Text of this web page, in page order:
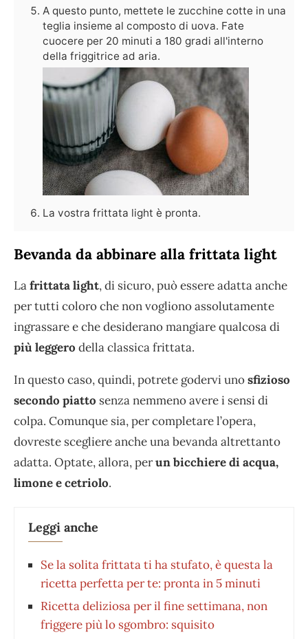
A questo punto, mettete le zucchine cotte in una
teglia insieme al composto di uova. Fate
cuocere per 20 minuti a 180 gradi all'interno
della friggitrice ad aria.
La vostra frittata light è pronta.
Bevanda da abbinare alla frittata light
Lafrittata light, di sicuro, può essere adatta anche
per tutti coloro che non vogliono assolutamente
ingrassare e che desiderano mangiare qualcosa di
più leggero della classica frittata.
In questo caso, quindi, potrete godervi unosfizioso
secondo piatto senza nemmeno avere i sensi di
colpa. Comunque sia, per completare l’opera,
dovreste scegliere anche una bevanda altrettanto
adatta. Optate, allora, perun bicchiere di acqua,
limone e cetriolo.
Leggi anche
Se la solita frittata ti ha stufato, è questa la
ricetta perfetta per te: pronta in 5 minuti
Ricetta deliziosa per il fine settimana, non
friggere più lo sgombro: squisito